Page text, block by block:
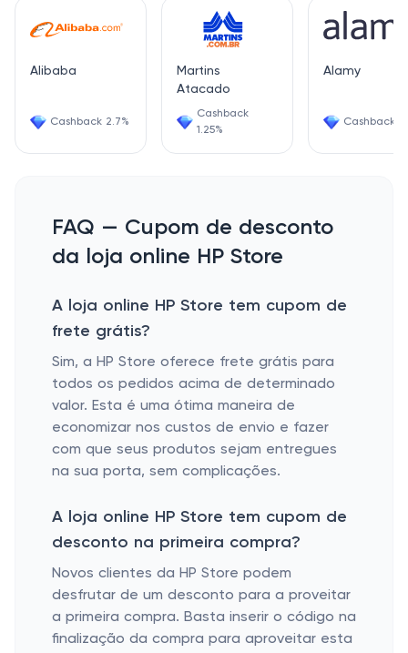
Alibaba
Cashback 2.7%
Martins
Atacado
Cashback
1.25%
Alamy
Cashback
FAQ — Cupom de desconto
da loja online HP Store
A loja online HP Store tem cupom de
frete grátis?
Sim, a HP Store oferece frete grátis para
todos os pedidos acima de determinado
valor. Esta é uma ótima maneira de
economizar nos custos de envio e fazer
com que seus produtos sejam entregues
na sua porta, sem complicações.
A loja online HP Store tem cupom de
desconto na primeira compra?
Novos clientes da HP Store podem
desfrutar de um desconto para a proveitar
a primeira compra. Basta inserir o código na
finalização da compra para aproveitar esta